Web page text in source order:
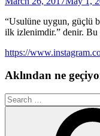
“Usulüne uygun, güçlü
ilk izlenimdir.” denir. Bu
https://
Aklından ne
Search
for: